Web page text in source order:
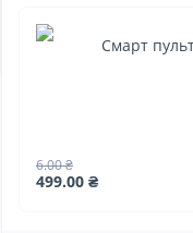
Смарт
6.00 ₴
499.00 ₴